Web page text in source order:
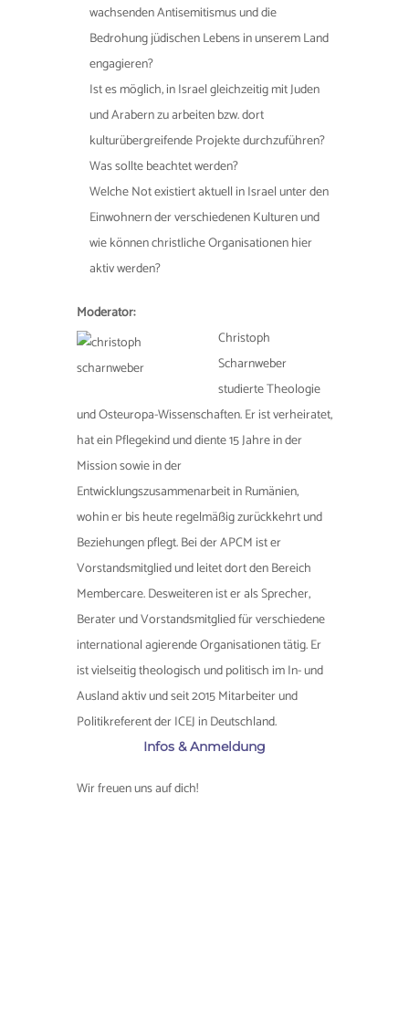
wachsenden Antisemitismus und die
Bedrohung jüdischen Lebens in unserem Land
engagieren?
Ist es möglich, in Israel gleichzeitig mit Juden
und Arabern zu arbeiten bzw. dort
kulturübergreifende Projekte durchzuführen?
Was sollte beachtet werden?
Welche Not existiert aktuell in Israel unter den
Einwohnern der verschiedenen Kulturen und
wie können christliche Organisationen hier
aktiv werden?
Moderator:
Christoph
Scharnweber
studierte Theologie
und Osteuropa-Wissenschaften. Er ist verheiratet,
hat ein Pflegekind und diente 15 Jahre in der
Mission sowie in der
Entwicklungszusammenarbeit in Rumänien,
wohin er bis heute regelmäßig zurückkehrt und
Beziehungen pflegt. Bei der APCM ist er
Vorstandsmitglied und leitet dort den Bereich
Membercare. Desweiteren ist er als Sprecher,
Berater und Vorstandsmitglied für verschiedene
international agierende Organisationen tätig. Er
ist vielseitig theologisch und politisch im In- und
Ausland aktiv und seit 2015 Mitarbeiter und
Politikreferent der ICEJ in Deutschland.
Infos & Anmeldung
Wir freuen uns auf dich!